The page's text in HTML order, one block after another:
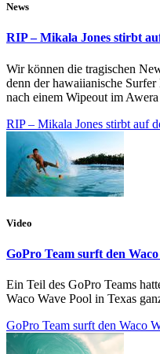
News
RIP – Mikala Jones stirbt
Wir können die tragischen
denn der hawaiianische
nach einem Wipeout im
RIP – Mikala Jones stirbt auf
Video
GoPro Team surft den
Ein Teil des GoPro Teams
Waco Wave Pool in Texas
GoPro Team surft den Waco